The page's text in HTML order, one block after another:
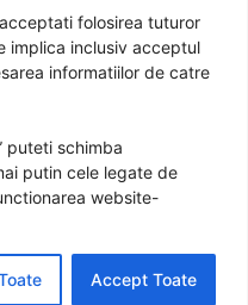
acceptati folosirea tuturor
implica inclusiv acceptul
informatiilor de catre
puteti schimba
putin cele legate de
website-
Accept Toate